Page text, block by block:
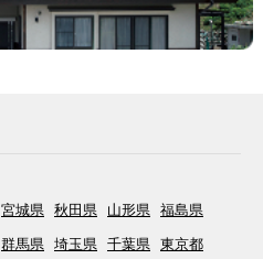
宮城県 秋田県 山形県 福島県
群馬県 埼玉県 千葉県 東京都